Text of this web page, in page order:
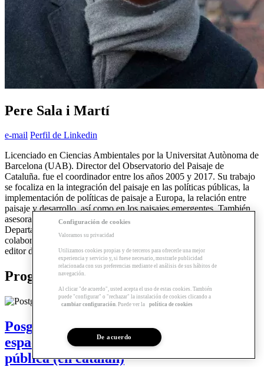
Pere Sala i Martí
e-mail Perfil de Linkedin
Licenciado en Ciencias Ambientales por la Universitat Autònoma de
Barcelona (UAB). Director del Observatorio del Paisaje de
Cataluña. fue el coordinador entre los años 2005 y 2017. Su trabajo
se focaliza en la integración del paisaje en las políticas públicas, la
implementación de políticas de paisaje a Europa, la relación entre
paisaje y desarrollo, así como en los paisajes emergentes. También
asesora el Consejo de Europa. Es profesor asociado del
Departamento de Humanidades de la Universitat Pompeu Fabra,
colabora en varios cursos y posgrados universitarios, y es autor y
editor de varias publicaciones en el ámbito del paisaje.
Programas relacionados
Posgrado | Urbanismo, edificación y
espacio público en la administración
pública (en catalán)
Configuración de cookies
Valoramos su privacidad
Utilizamos cookies propias y de terceros para ofrecerle una mejor
experiencia y servicio y, si fuese necesario, mostrarle publicidad
relacionada con sus preferencias mediante el análisis de sus hábitos de
navegación.
Al clicar "de acuerdo", usted acepta el uso de estas cookies. También
puede "configurar" o "rechazar" la instalación de cookies clicando a
cambiar configuración. Puede ver la política de cookies
De acuerdo